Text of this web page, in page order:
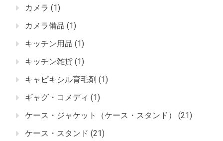
カメラ (1)
カメラ備品 (1)
キッチン用品 (1)
キッチン雑貨 (1)
キャピキシル育毛剤 (1)
ギャグ・コメディ (1)
ケース・ジャケット（ケース・スタンド）
(21)
ケース・スタンド (21)